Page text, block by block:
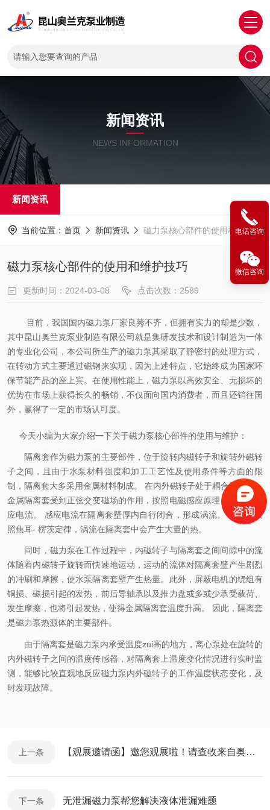
新闻资讯
NEWS INFORMATION
新闻资讯
当前位置： 首页 新闻资讯 磁力泵核心部件的使用和维护技巧
磁力泵核心部件的使用和维护技巧
更新时间：2024-03-08 点击次数：2589
目前，我国国内磁力泵厂家良莠不齐，但拥有实力的却是少数，
其中昆山奥兰克泵业制造有限公司就是集研发技术和设计制造为一体
的专业化公司，本公司所生产的磁力泵其采取了静密封的处理方式，
在转动方式主要通过磁钢来实现，因为上述特点，它始终成为国家环
保节能产品的座上宾。在使用性能上，磁力泵以高效安全、无损坏的
优势在市场上获得长久的畅销，不仅面向国内消费者，而且还销往国
外，赢得了一定的市场认可度。
今天小编为大家介绍一下关于磁力泵核心部件的使用与维护：
隔离套作为磁力泵的主要部件，位于旋转内磁转子和旋转外磁转
子之间，且由于水泵材料强度和加工工艺性及使用条件等方面的限
制，隔离套大多采用金属材料制成。 在内外磁转子处于耦合旋转时，
金属隔离套受到正弦交变磁场的作用，按照电磁感应原理，会产生感
应电流。 感应电流在隔离套壁厚内自行闭合，形成涡流。 离心泵按
照焦耳- 楞茨定律，涡流在隔离套中会产生大量的热。
同时，磁力泵在工作过程中，内磁转子与隔离套之间间隙中的流
体随着内磁转子旋转而快速地运动，运动的流体对隔离套壁产生剧烈
的冲刷和摩擦，使水泵隔离套壁产生热量。此外，屏蔽电机的绕组有
铜损、磁损引起的发热，前后导轴承以及推力盘或多或少承受载荷、
发生摩擦，也将引起发热，使得金属隔离套温度升高。 因此，隔离套
是磁力泵热源体的主要部件。
由于隔离套是磁力泵内承受温度zui高的地方，离心泵处在旋转的
内外磁转子之间的温度传感器，对隔离套上温度变化情况进行实时监
测，能够比较直观地反应磁力泵内外磁转子的工作温度状态变化，及
时发现故障。
上一条 【观展邀请函】邀您观展啦！请查收来自奥兰克的邀请函~
下一条 无泄漏磁力泵帮您解决液体泄漏难题
电话咨询
微信咨询